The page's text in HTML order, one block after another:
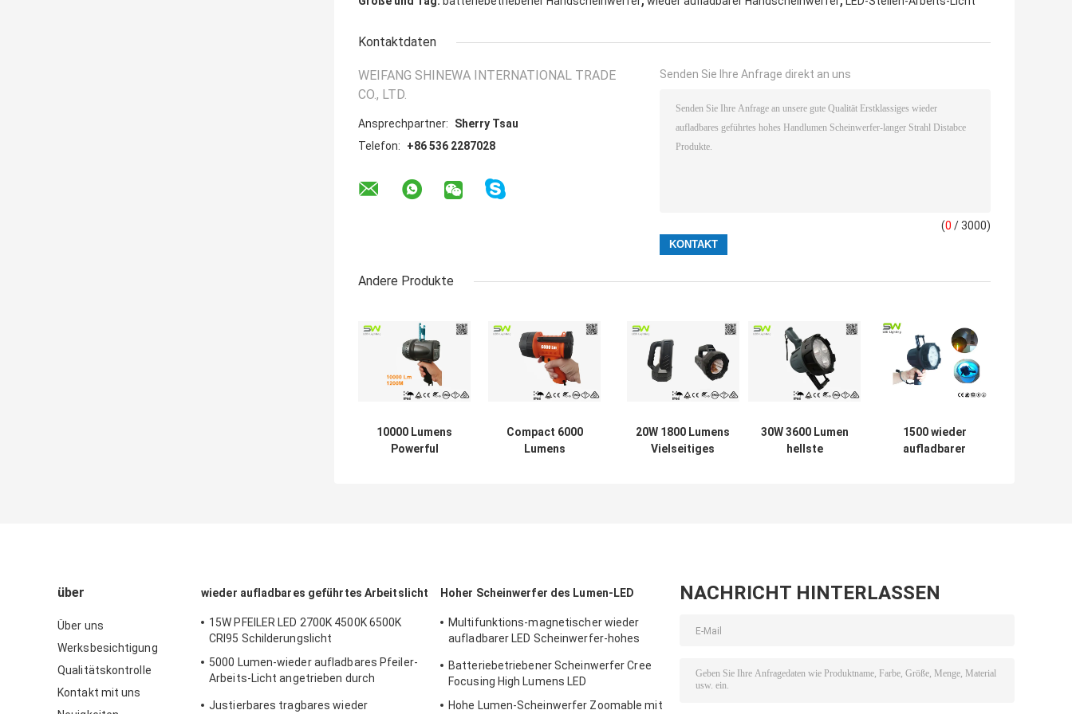
Kontaktdaten
WEIFANG SHINEWA INTERNATIONAL TRADE
CO., LTD.
Ansprechpartner:
Sherry Tsau
Telefon:
+86 536 2287028
Senden Sie Ihre Anfrage direkt an uns
(0 / 3000)
Andere Produkte
10000 Lumens
Powerful
Compact 6000
Lumens
20W 1800 Lumens
Vielseitiges
30W 3600 Lumen
hellste
1500 wieder
aufladbarer
über
Über uns
Werksbesichtigung
Qualitätskontrolle
Kontakt mit uns
wieder aufladbares geführtes Arbeitslicht
15W PFEILER LED 2700K 4500K 6500K
CRI95 Schilderungslicht
5000 Lumen-wieder aufladbares Pfeiler-
Arbeits-Licht angetrieben durch
Justierbares tragbares wieder
Hoher Scheinwerfer des Lumen-LED
Multifunktions-magnetischer wieder
aufladbarer LED Scheinwerfer-hohes
Batteriebetriebener Scheinwerfer Cree
Focusing High Lumens LED
Hohe Lumen-Scheinwerfer Zoomable mit
NACHRICHT HINTERLASSEN